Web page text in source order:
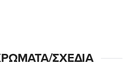
ΣΧΈΔΙΑ